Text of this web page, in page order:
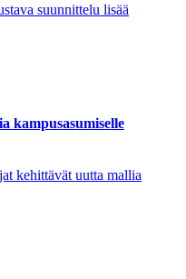
suunnittelu lisää
kampusasumiselle
kehittävät uutta mallia